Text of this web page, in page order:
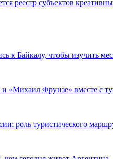
реестр субъектов
к Байкалу, чтобы изучить
«Михаил Фрунзе» вместе с
роль туристического